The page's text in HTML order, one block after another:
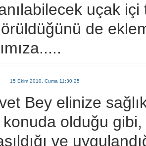
uçak
de
15 Ekim 2010, Cuma 11:30:25
Bey elinize
konuda olduğu
ve